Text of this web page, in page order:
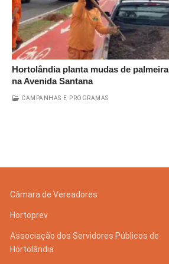
Hortolândia planta mudas de palmeira
na Avenida Santana
CAMPANHAS E PROGRAMAS
Câmara de Vereadores
Hortoprev
Associação dos Servidores Públicos de
Hortolândia